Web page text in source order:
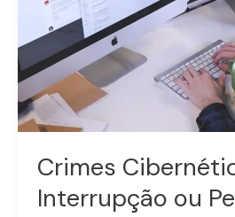
Crimes
Interrupção ou
Perturbação
de
Serviço
Informáticos
–
Art.
–
Penal